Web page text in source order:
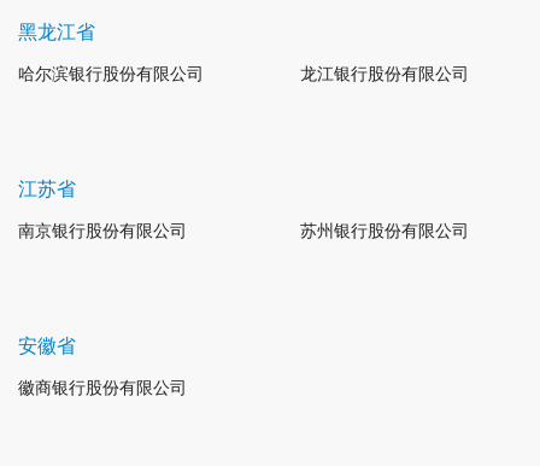
黑龙江省
哈尔滨银行股份有限公司 龙江银行股份有限公司
江苏省
南京银行股份有限公司 苏州银行股份有限公司
安徽省
徽商银行股份有限公司